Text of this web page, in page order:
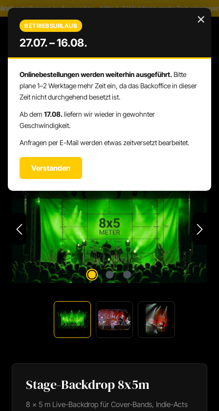
Zum Hauptinhalt springenlaufen weiter – bitte 1–2 Werktage mehr Zeit
DU HAST 0 PRODUKTE AUF DEM
STAGE-DESIGN STAGE-BACKDROP
Bildergalerie überspringen
Stage-Backdrop 8x5m
8 × 5 m Live-Backdrop für Cover-Bands, Indie-Acts
×
BETRIEBSURLAUB
27.07. – 16.08.
Onlinebestellungen werden weiterhin ausgeführt. Bitte
plane 1–2 Werktage mehr Zeit ein, da das Backoffice in dieser
Zeit nicht durchgehend besetzt ist.
Ab dem 17.08.liefern wir wieder in gewohnter
Geschwindigkeit.
Anfragen per E-Mail werden etwas zeitversetzt bearbeitet.
Verstanden